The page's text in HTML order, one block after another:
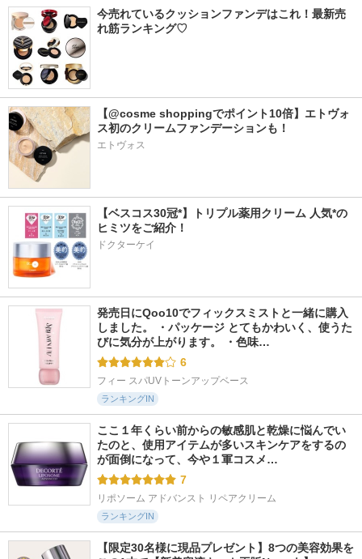
今売れているクッションファンデはこれ！最新売
れ筋ランキング♡
【@cosme shoppingでポイント10倍】エトヴォ
ス初のクリームファンデーションも！
エトヴォス
【ベスコス30冠*】トリプル薬用クリーム 人気*の
ヒミツをご紹介！
ドクターケイ
発売日にQoo10でフィックスミストと一緒に購入
しました。 ・パッケージ とてもかわいく、使うた
びに気分が上がります。 ・色味…
6
フィー スパUVトーンアップベース
ランキングIN
ここ１年くらい前からの敏感肌と乾燥に悩んでい
たのと、使用アイテムが多いスキンケアをするの
が面倒になって、今や１軍コスメ…
7
リポソーム アドバンスト リペアクリーム
ランキングIN
【限定30名様に現品プレゼント】8つの美容効果を